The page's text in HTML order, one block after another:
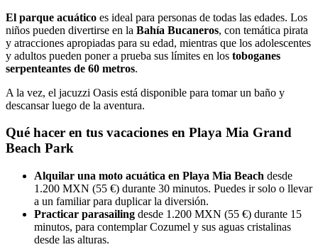
El parque acuático es ideal para personas de todas las edades. Los
niños pueden divertirse en la Bahía Bucaneros, con temática pirata
y atracciones apropiadas para su edad, mientras que los adolescentes
y adultos pueden poner a prueba sus límites en los toboganes
serpenteantes de 60 metros.
A la vez, el jacuzzi Oasis está disponible para tomar un baño y
descansar luego de la aventura.
Qué hacer en tus vacaciones en Playa Mia Grand
Beach Park
Alquilar una moto acuática en Playa Mia Beach desde
1.200 MXN (55 €) durante 30 minutos. Puedes ir solo o llevar
a un familiar para duplicar la diversión.
Practicar parasailing desde 1.200 MXN (55 €) durante 15
minutos, para contemplar Cozumel y sus aguas cristalinas
desde las alturas.